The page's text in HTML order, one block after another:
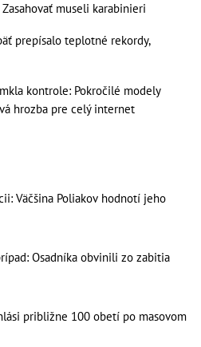
museli karabinieri
prepísalo teplotné rekordy,
kontrole: Pokročilé modely
hrozba pre celý internet
Väčšina Poliakov hodnotí jeho
Osadníka obvinili zo zabitia
približne 100 obetí po masovom